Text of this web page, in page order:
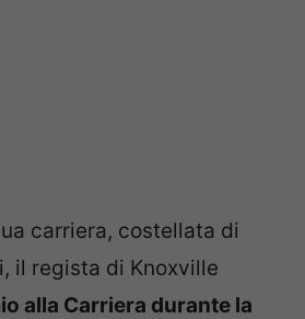
carriera, costellata di
il regista di Knoxville
alla Carriera durante la